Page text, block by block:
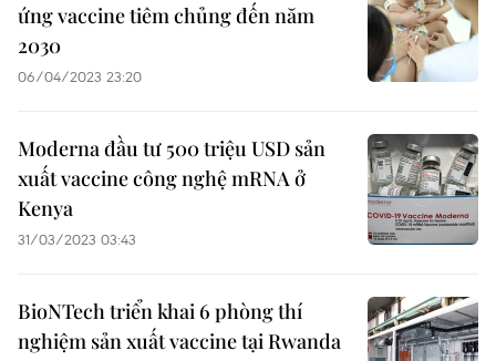
ứng vaccine tiêm chủng đến năm
2030
06/04/2023 23:20
Moderna đầu tư 500 triệu USD sản
xuất vaccine công nghệ mRNA ở
Kenya
31/03/2023 03:43
BioNTech triển khai 6 phòng thí
nghiệm sản xuất vaccine tại Rwanda